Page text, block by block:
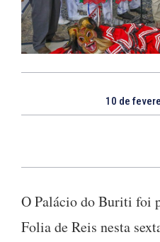
10 de
O Palácio do Buriti foi
Folia de Reis nesta